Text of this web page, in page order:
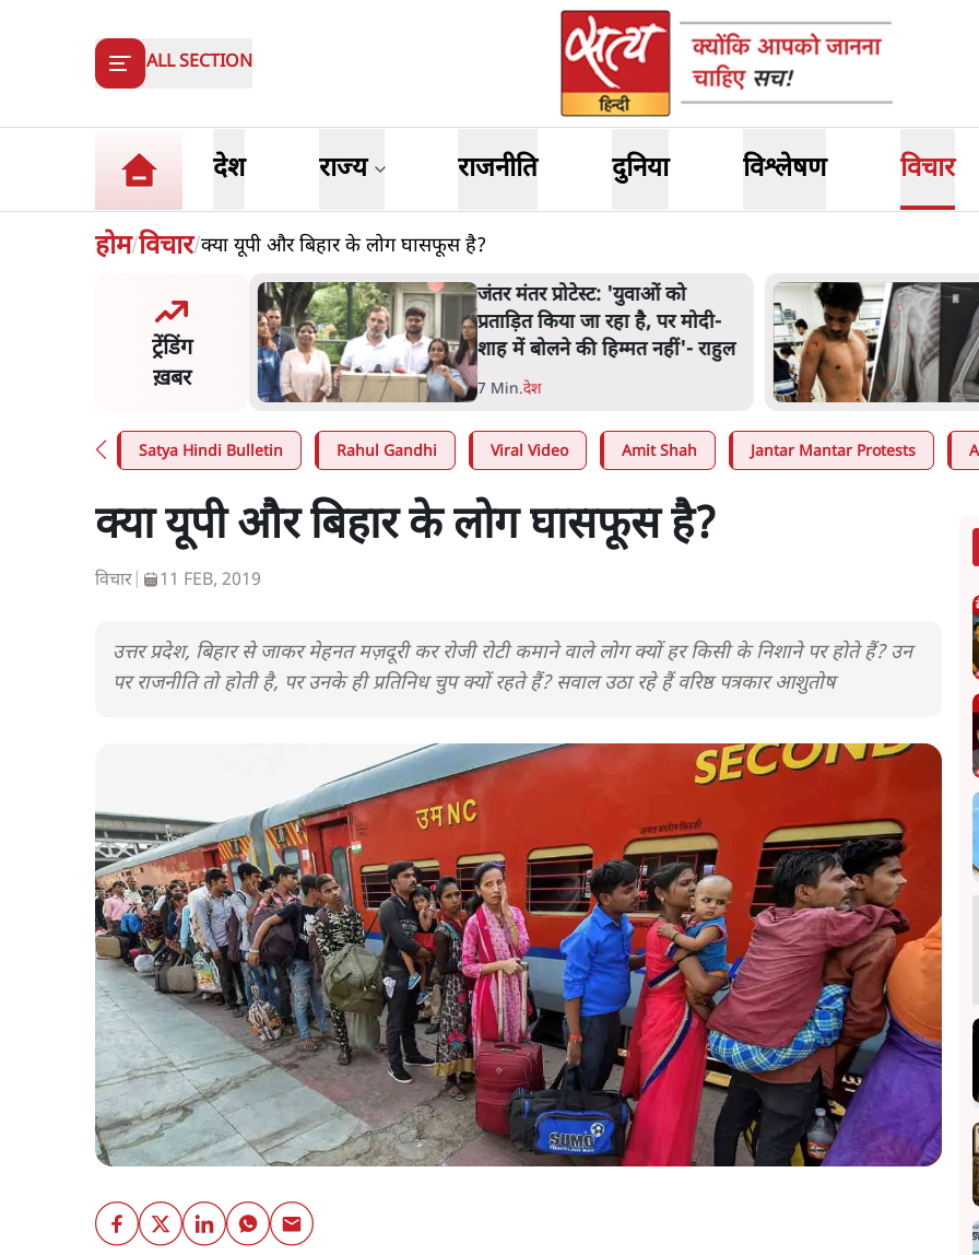
ALL SECTION
देश राज्य राजनीति दुनिया विश्लेषण विचार
होम/विचार/क्या यूपी और बिहार के लोग घासफूस है?
ट्रेंडिंग
ख़बर
प्रोटेस्ट- 'ताकतवर सरकार
पर आक्रामकता न दिखाए
जेन जी को सुने': SC
जंतर मंतर प्रोटेस्ट: 'युवाओं को
प्रताड़ित किया जा रहा है, पर मोदी-
शाह में बोलने की हिम्मत नहीं'- राहुल
7 Min.देश
Satya Hindi Bulletin Rahul Gandhi Viral Video Amit Shah Jantar Mantar Protests
क्या यूपी और बिहार के लोग घासफूस है?
विचार 11 FEB, 2019
उत्तर प्रदेश, बिहार से जाकर मेहनत मज़दूरी कर रोजी रोटी कमाने वाले लोग क्यों हर किसी के निशाने पर होते हैं? उन
पर राजनीति तो होती है, पर उनके ही प्रतिनिध चुप क्यों रहते हैं? सवाल उठा रहे हैं वरिष्ठ पत्रकार आशुतोष